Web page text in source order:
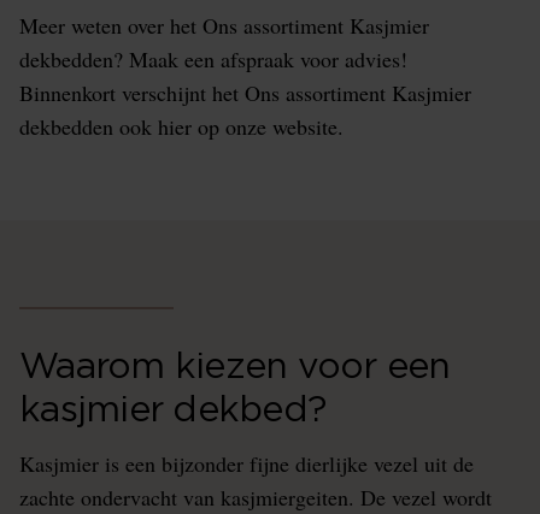
Meer weten over het Ons assortiment Kasjmier
dekbedden? Maak een afspraak voor advies!
Binnenkort verschijnt het Ons assortiment Kasjmier
dekbedden ook hier op onze website.
Waarom kiezen voor een
kasjmier dekbed?
Kasjmier is een bijzonder fijne dierlijke vezel uit de
zachte ondervacht van kasjmiergeiten. De vezel wordt